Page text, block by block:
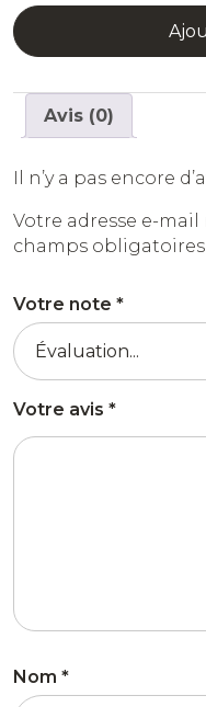
Avis (0)
Il n’y a pas encore
Votre adresse e-mail
champs
Votre note *
Votre avis *
Nom *